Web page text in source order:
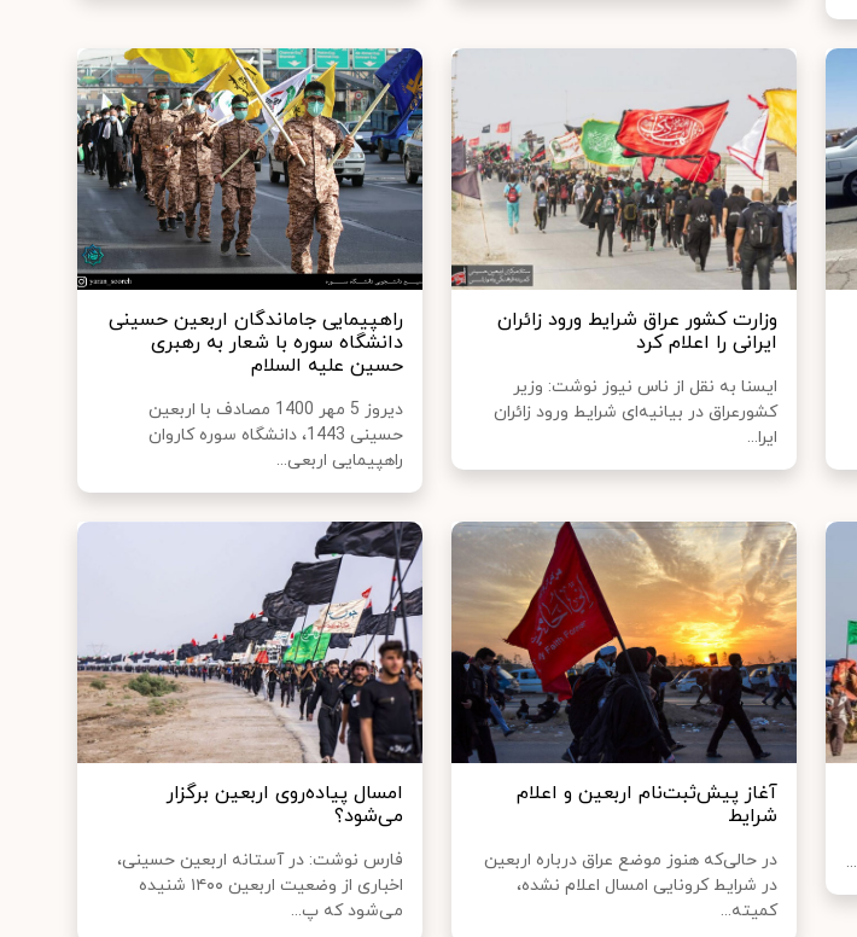
وزارت کشور عراق شرایط ورود زائران
ایرانی را اعلام کرد
ایسنا به نقل از ناس نیوز نوشت: وزیر
کشورعراق در بیانیه‌ای شرایط ورود زائران
ایرا...
راهپیمایی جاماندگان اربعین حسینی
دانشگاه سوره با شعار به رهبری
حسین علیه السلام
دیروز 5 مهر 1400 مصادف با اربعین
حسینی 1443، دانشگاه سوره کاروان
راهپیمایی اربعی...
آغاز پیش‌ثبت‌نام اربعین و اعلام
شرایط
در حالی‌که هنوز موضع عراق درباره اربعین
در شرایط کرونایی امسال اعلام نشده،
کمیته...
امسال پیاده‌روی اربعین برگزار
می‌شود؟
فارس نوشت: در آستانه اربعین حسینی،
اخباری از وضعیت اربعین ۱۴۰۰ شنیده
می‌شود که پ...